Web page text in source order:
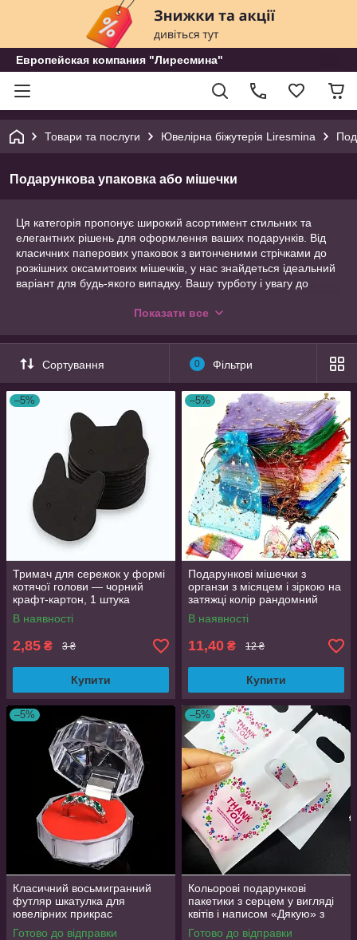
Европейская компания "Лиресмина"
Товари та послуги Ювелірна біжутерія Liresmina
Подарункова упаковка або мішечки
Ця категорія пропонує широкий асортимент стильних та
елегантних рішень для оформлення ваших подарунків. Від
класичних паперових упаковок з витонченими стрічками до
розкішних оксамитових мішечків, у нас знайдеться ідеальний
варіант для будь-якого випадку. Вашу турботу і увагу до
подарунок стане справжньою прикрасою будь-якого свята.
Показати все
Сортування 0 Фільтри
–5%
Тримач для сережок у формі
котячої голови — чорний
крафт-картон, 1 штука
В наявності
2,85 ₴ 3 ₴
Купити
–5%
Подарункові мішечки з
органзи з місяцем і зіркою на
затяжці колір рандомний
упаковка для прикрас 7х9 см
В наявності
11,40 ₴ 12 ₴
Купити
–5%
Класичний восьмигранний
футляр шкатулка для
ювелірних прикрас
прозрачно-червоний 4х4 см
Готово до відправки
–5%
Кольорові подарункові
пакетики з серцем у вигляді
квітів і написом «Дякую» з
ручками 14,8 см х 9 см
Готово до відправки